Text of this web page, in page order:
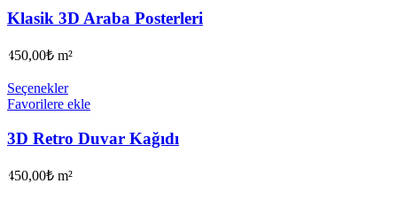
Klasik 3D Araba Posterleri
450,00₺ m²
Seçenekler
Favorilere ekle
3D Retro Duvar Kağıdı
450,00₺ m²